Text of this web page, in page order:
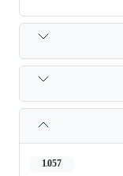
1,057